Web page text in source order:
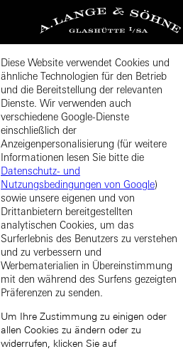
Diese Website verwendet Cookies und
ähnliche Technologien für den Betrieb
und die Bereitstellung der relevanten
Dienste. Wir verwenden auch
verschiedene Google-Dienste
einschließlich der
Anzeigenpersonalisierung (für weitere
Informationen lesen Sie bitte die
Datenschutz- und
Nutzungsbedingungen von Google)
sowie unsere eigenen und von
Drittanbietern bereitgestellten
analytischen Cookies, um das
Surferlebnis des Benutzers zu verstehen
und zu verbessern und
Werbematerialien in Übereinstimmung
mit den während des Surfens gezeigten
Präferenzen zu senden.
Um Ihre Zustimmung zu einigen oder
allen Cookies zu ändern oder zu
widerrufen, klicken Sie auf